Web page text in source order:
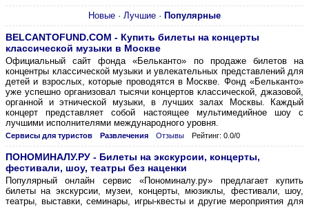
Новые · Лучшие · Популярные
BELCANTOFUND.COM - Купить билеты на концерты
классической музыки в Москве
Официальный сайт фонда «Бельканто» по продаже билетов на
концентры классической музыки и увлекательных представлений для
детей и взрослых, которые проводятся в Москве. Фонд «Бельканто»
уже успешно организовал тысячи концертов классической, джазовой,
органной и этнической музыки, в лучших залах Москвы. Каждый
концерт представляет собой настоящее мультимедийное шоу с
лучшими исполнителями международного уровня.
Сервисы для туристов Развлечения Отзывы Рейтинг: 0.0/0
ПОНОМИНАЛУ.РУ - Билеты на экскурсии, концерты,
фестивали, шоу, театры без наценки
Популярный онлайн сервис «Пономиналу.ру» предлагает купить
билеты на экскурсии, музеи, концерты, мюзиклы, фестивали, шоу,
театры, выставки, семинары, игры-квесты и другие мероприятия для